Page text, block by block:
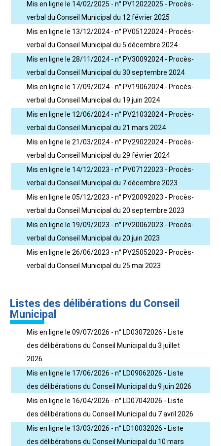
Mis en ligne le 14/02/2025 - n° PV12022025 - Procès-
verbal du Conseil Municipal du 12 février 2025
Mis en ligne le 13/12/2024 - n° PV05122024 - Procès-
verbal du Conseil Municipal du 5 décembre 2024
Mis en ligne le 28/11/2024 - n° PV30092024 - Procès-
verbal du Conseil Municipal du 30 septembre 2024
Mis en ligne le 17/09/2024 - n° PV19062024 - Procès-
verbal du Conseil Municipal du 19 juin 2024
Mis en ligne le 12/06/2024 - n° PV21032024 - Procès-
verbal du Conseil Municipal du 21 mars 2024
Mis en ligne le 21/03/2024 - n° PV29022024 - Procès-
verbal du Conseil Municipal du 29 février 2024
Mis en ligne le 14/12/2023 - n° PV07122023 - Procès-
verbal du Conseil Municipal du 7 décembre 2023
Mis en ligne le 05/12/2023 - n° PV20092023 - Procès-
verbal du Conseil Municipal du 20 septembre 2023
Mis en ligne le 19/09/2023 - n° PV20062023 - Procès-
verbal du Conseil Municipal du 20 juin 2023
Mis en ligne le 26/06/2023 - n° PV25052023 - Procès-
verbal du Conseil Municipal du 25 mai 2023
Listes des délibérations du Conseil
Municipal
Mis en ligne le 09/07/2026 - n° LD03072026 - Liste
des délibérations du Conseil Municipal du 3 juillet
2026
Mis en ligne le 17/06/2026 - n° LD09062026 - Liste
des délibérations du Conseil Municipal du 9 juin 2026
Mis en ligne le 16/04/2026 - n° LD07042026 - Liste
des délibérations du Conseil Municipal du 7 avril 2026
Mis en ligne le 13/03/2026 - n° LD10032026 - Liste
des délibérations du Conseil Municipal du 10 mars